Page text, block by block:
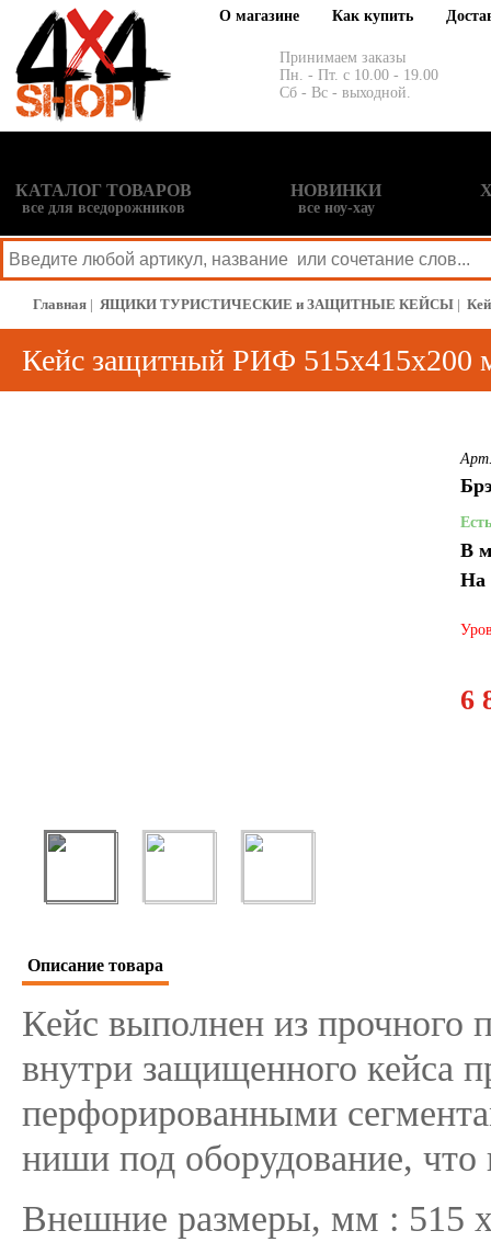
О магазине Как купить
Принимаем заказы
Пн. - Пт. с 10.00 - 19.00
Сб - Вс - выходной.
КАТАЛОГ ТОВАРОВ
все для вседорожников
НОВИНКИ
все ноу-хау
Главная | ЯЩИКИ ТУРИСТИЧЕСКИЕ и ЗАЩИТНЫЕ КЕЙСЫ |
Кейс защитный РИФ 515х415х200
В
На
6
Описание товара
Кейс выполнен из прочного
внутри защищенного кейса
перфорированными
ниши под оборудование, что
Внешние размеры, мм : 515